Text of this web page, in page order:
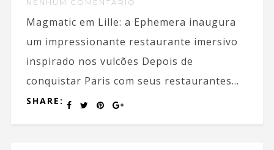
NENHUM COMENTÁRIO
Magmatic em Lille: a Ephemera inaugura
um impressionante restaurante imersivo
inspirado nos vulcões Depois de
conquistar Paris com seus restaurantes...
SHARE: